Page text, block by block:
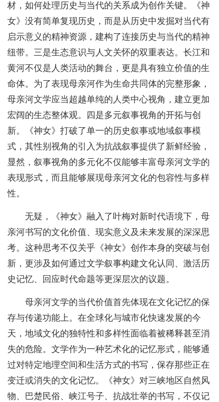
材，如何处理历史与当代的关系成为创作关键。《神
女》没有简单复现历史，而是从历史中发掘对当代有
启示意义的精神资源，建构了连接历史与当代的精神
纽带。三是生态意识与人文关怀的双重表达。长江和
黄河不仅是人类活动的舞台，更是具有独立价值的生
命体。为了表现母亲河作为生命共同体的完整形象，
母亲河文学应当超越单纯的人类中心视角，建立更加
宏阔的生态整体观。四是多元叙事视角的开拓与创
新。《神女》打破了单一的历史叙事或地域叙事模
式，其性别视角的引入为抗战叙事提供了新鲜经验，
显然，叙事视角的多元化不仅能够丰富母亲河文学的
表现形式，而且能够展现母亲河文化的包容性与多样
性。
无疑，《神女》融入了叶梅对新时代语境下，母
亲河书写的文化价值、现实意义及未来发展的深深思
考。这种思考不仅关乎《神女》创作本身的突破与创
新，更涉及如何通过文学叙事构建文化认同、激活历
史记忆、回应时代命题等更深层次的议题。
母亲河文学的当代价值首先体现在文化记忆的保
存与传递功能上。在全球化与城市化快速发展的今
天，地域文化的独特性和多样性面临着被稀释甚至消
失的危险。文学作为一种艺术化的记忆形式，能够通
过对特定地理空间和生活方式的书写，保存那些正在
变迁或消失的文化记忆。《神女》对三峡地区自然风
物、巴楚民俗、峡江号子、抗战壮举的书写，不仅记